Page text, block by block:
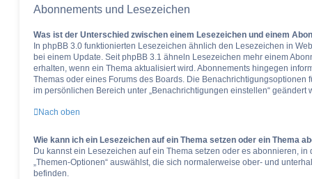
Abonnements und Lesezeichen
Was ist der Unterschied zwischen einem Lesezeichen und einem
In phpBB 3.0 funktionierten Lesezeichen ähnlich den Lesezeichen in
bei einem Update. Seit phpBB 3.1 ähneln Lesezeichen mehr einem
erhalten, wenn ein Thema aktualisiert wird. Abonnements hingegen
Themas oder eines Forums des Boards. Die Benachrichtigungsoptionen
im persönlichen Bereich unter „Benachrichtigungen einstellen“ geändert
Nach oben
Wie kann ich ein Lesezeichen auf ein Thema setzen oder ein Thema
Du kannst ein Lesezeichen auf ein Thema setzen oder es abonnieren,
„Themen-Optionen“ auswählst, die sich normalerweise ober- und
befinden.